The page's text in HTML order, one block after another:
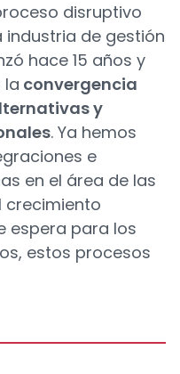
disruptivo
industria de gestión
hace 15 años y
la convergencia
y
. Ya hemos
e
en el área de las
crecimiento
espera para los
estos procesos